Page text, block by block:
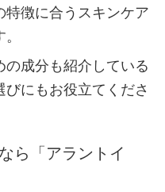
特徴に合うスキンケア
成分も紹介している
にもお役立てくださ
ら「アラントイ